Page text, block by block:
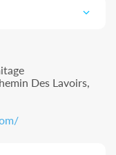
Des Lavoirs,